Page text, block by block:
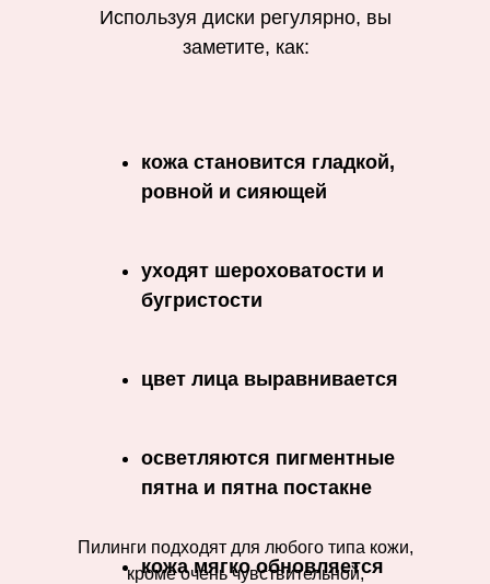
кожа становится гладкой,
ровной и сияющей
уходят шероховатости и
бугристости
цвет лица выравнивается
осветляются пигментные
пятна и пятна постакне
кожа мягко обновляется
Используя диски регулярно, вы
заметите, как:
Пилинги подходят для любого типа кожи,
кроме очень чувствительной,